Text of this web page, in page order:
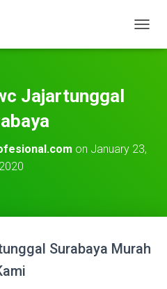
O
I
O
Jajartunggal
on January 23,
2020
Surabaya Murah